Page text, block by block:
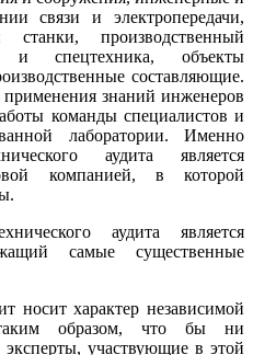
связи и электропередачи,
производственный
и спецтехника, объекты
составляющие.
применения знаний инженеров
команды специалистов и
лаборатории. Именно
аудита является
компанией, в которой
аудита является
самые существенные
носит характер независимой
таким образом, что бы ни
участвующие в этой